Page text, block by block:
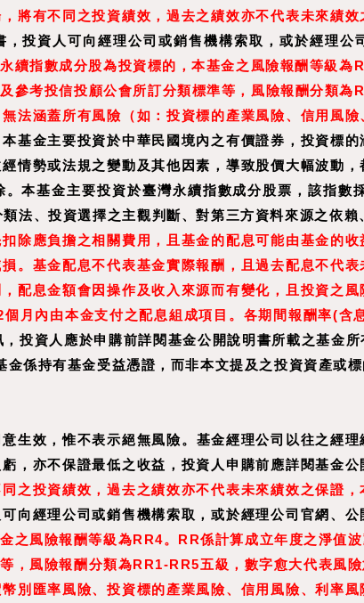
將有不同之投資績效，過去之績效亦不代表未來績
投資人可向經理公司或銷售機構索取，或於經理公
續指數成分股為投資標的，本基金之風險報酬等級
參考投信投顧公會所訂分類標準等，風險報酬分類
法涵蓋所有風險（如：投資標的產業風險、信用風
本基金主要投資於中華民國境內之有價證券，投資標
情勢或法規之變動及其他因素，導致股價大幅波動
本基金主要投資於臺灣永續指數成分股票，該指
法、投資選擇之主觀判斷、對第三方資料來源之依
除應負擔之相關費用，且基金的配息可能由基金的
。基金配息不代表基金實際報酬，且過去配息不代
配息金額會因操作及收入來源而有變化，且投資之
個月內由本金支付之配息組成項目。 各期間報酬率(含
投資人應於申購前詳閱基金公開說明書所載之基金
係持有基金受益憑證，而非本文提及之投資資產或
生效，惟不表示絕無風險。基金經理公司以往之經
，亦不保證最低之收益，投資人申購前應詳閱基金公
之投資績效，過去之績效亦不代表未來績效之保證
向經理公司或銷售機構索取，或於經理公司官網、公
之風險報酬等級為RR4。RR係計算成立年度之淨值
，風險報酬分類為RR1-RR5五級，數字愈大代表風
別匯率風險、投資標的產業風險、信用風險、利率